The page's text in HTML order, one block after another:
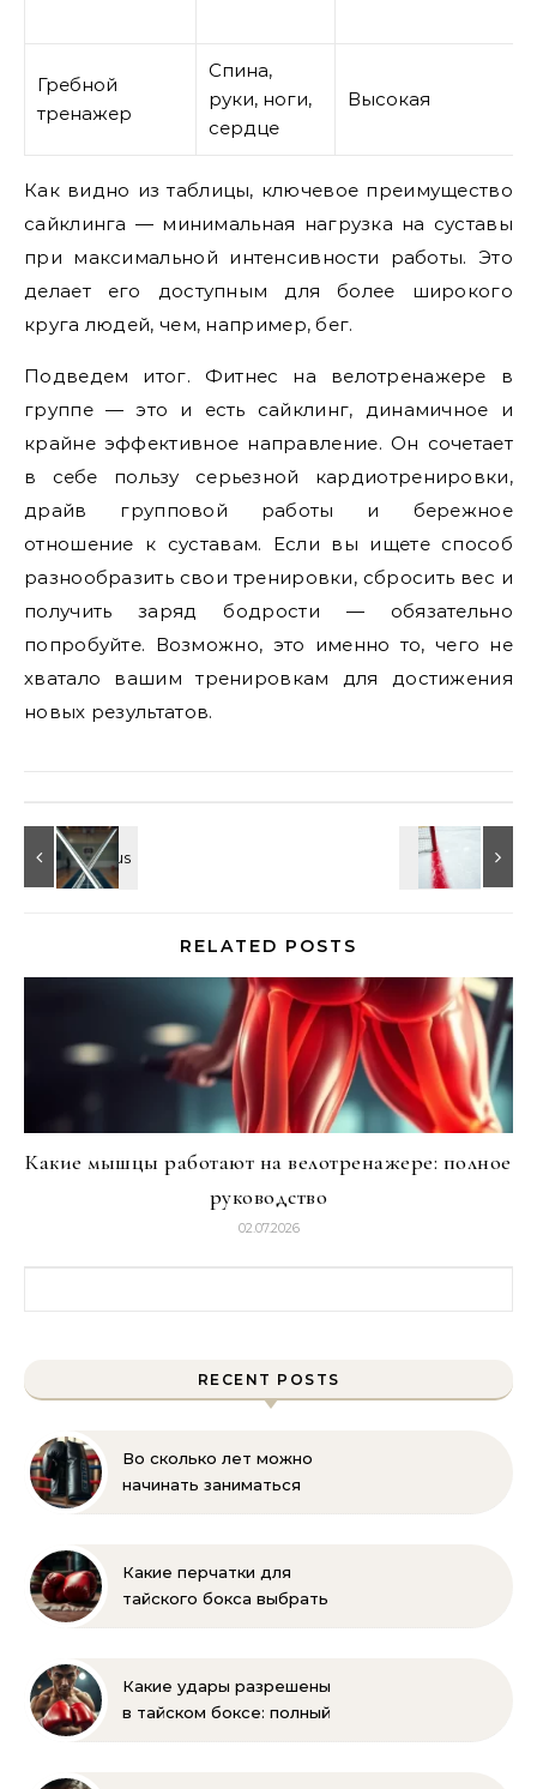
Гребной
тренажер
Спина,
руки, ноги,
сердце
Высокая
Как видно из таблицы, ключевое преимущество
сайклинга — минимальная нагрузка на суставы
при максимальной интенсивности работы. Это
делает его доступным для более широкого
круга людей, чем, например, бег.
Подведем итог. Фитнес на велотренажере в
группе — это и есть сайклинг, динамичное и
крайне эффективное направление. Он сочетает
в себе пользу серьезной кардиотренировки,
драйв групповой работы и бережное
отношение к суставам. Если вы ищете способ
разнообразить свои тренировки, сбросить вес и
получить заряд бодрости — обязательно
попробуйте. Возможно, это именно то, чего не
хватало вашим тренировкам для достижения
новых результатов.
RELATED POSTS
Какие мышцы работают на велотренажере: полное
руководство
02.07.2026
RECENT POSTS
Во сколько лет можно
начинать заниматься
Какие перчатки для
тайского бокса выбрать
Какие удары разрешены
в тайском боксе: полный